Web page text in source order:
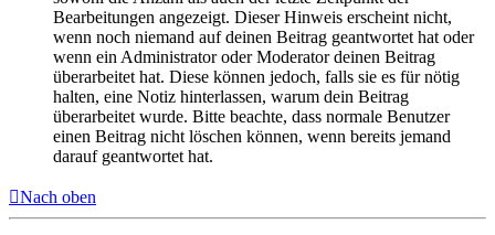
Bearbeitungen angezeigt. Dieser Hinweis erscheint nicht,
wenn noch niemand auf deinen Beitrag geantwortet hat oder
wenn ein Administrator oder Moderator deinen Beitrag
überarbeitet hat. Diese können jedoch, falls sie es für nötig
halten, eine Notiz hinterlassen, warum dein Beitrag
überarbeitet wurde. Bitte beachte, dass normale Benutzer
einen Beitrag nicht löschen können, wenn bereits jemand
darauf geantwortet hat.
Nach oben